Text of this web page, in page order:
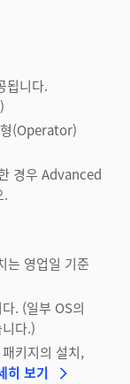
됩니다.
(Operator)
경우 Advanced
.
는 영업일 기준
. (일부 OS의
다.)
키지의 설치,
히 보기